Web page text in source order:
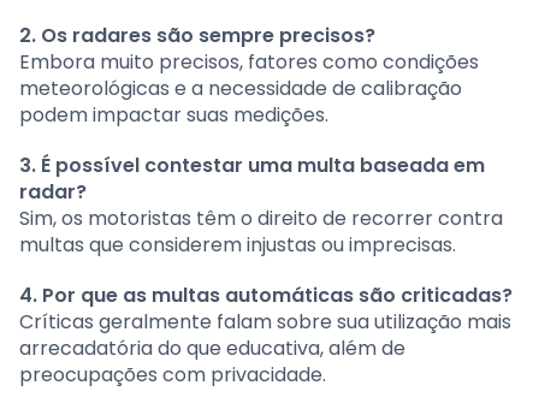
2. Os radares são sempre precisos?
Embora muito precisos, fatores como condições
meteorológicas e a necessidade de calibração
podem impactar suas medições.
3. É possível contestar uma multa baseada em
radar?
Sim, os motoristas têm o direito de recorrer contra
multas que considerem injustas ou imprecisas.
4. Por que as multas automáticas são criticadas?
Críticas geralmente falam sobre sua utilização mais
arrecadatória do que educativa, além de
preocupações com privacidade.